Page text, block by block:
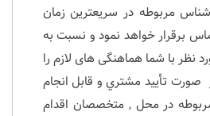
مربوطه در سریعترین زمان
برقرار خواهد نمود و نسبت به
نظر با شما هماهنگی های لازم را
صورت تأييد مشتري و قابل انجام
در محل , متخصصان اقدام